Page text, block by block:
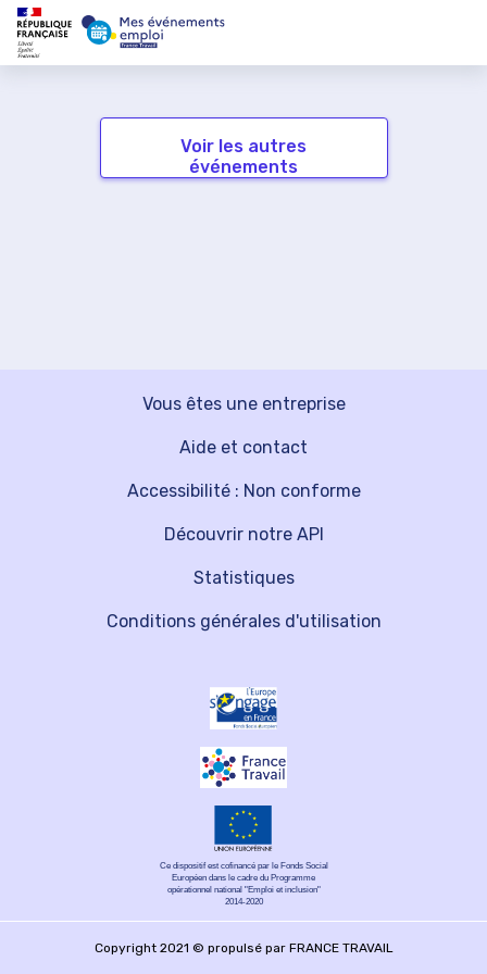
Voir les autres
événements
Vous êtes une entreprise
Découvrir notre API
Aide et contact
Statistiques
Accessibilité : Non conforme
Conditions générales d'utilisation
Ce dispositif est cofinancé par le Fonds Social
Européen dans le cadre du Programme
opérationnel national "Emploi et inclusion"
2014-2020
Copyright 2021 © propulsé par FRANCE TRAVAIL